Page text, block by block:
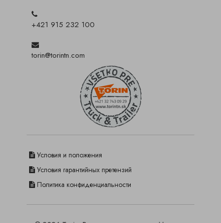
+421 915 232 100
torin@torintn.com
Условия и положения
Условия гарантийных претензий
Политика конфиденциальности